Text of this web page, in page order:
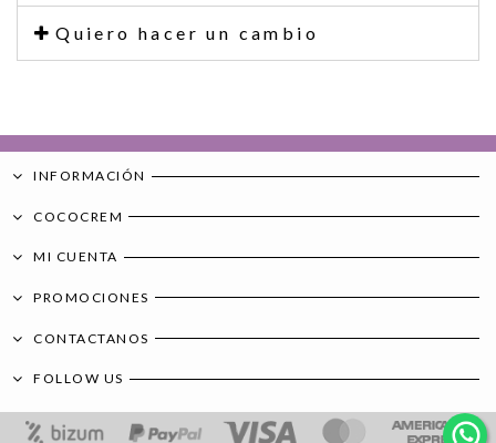
Quiero hacer un cambio
INFORMACIÓN
COCOCREM
MI CUENTA
PROMOCIONES
CONTACTANOS
FOLLOW US